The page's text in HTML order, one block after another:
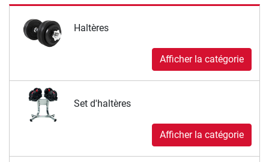
Haltères
Afficher la catégorie
Set d'haltères
Afficher la catégorie